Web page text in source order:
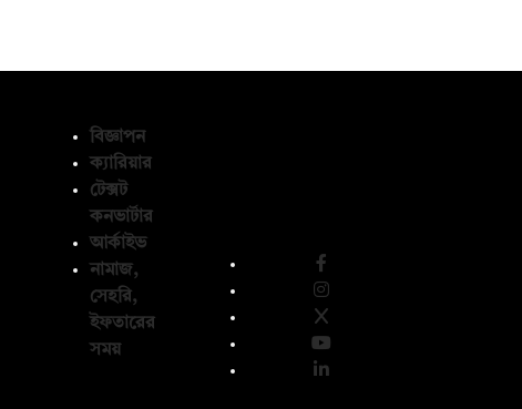
বিজ্ঞাপন
ক্যারিয়ার
টেক্সট
কনভার্টার
আর্কাইভ
নামাজ,
সেহরি,
ইফতারের
সময়